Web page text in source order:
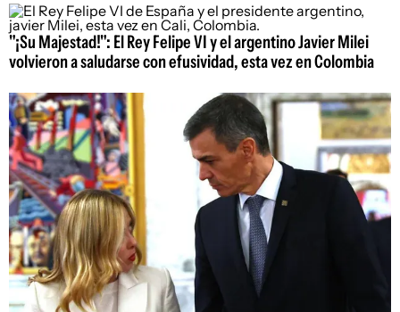
"¡Su Majestad!": El Rey Felipe VI y el argentino Javier Milei
volvieron a saludarse con efusividad, esta vez en Colombia